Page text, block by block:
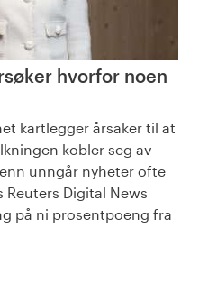
hvorfor noen
kartlegger årsaker til at
kobler seg av
unngår nyheter ofte
Digital News
på ni prosentpoeng fra